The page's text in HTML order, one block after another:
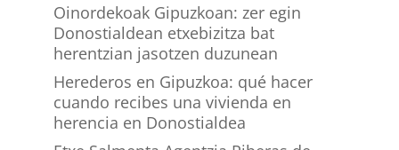
Oinordekoak Gipuzkoan: zer egin
Donostialdean etxebizitza bat
herentzian jasotzen duzunean
Herederos en Gipuzkoa: qué hacer
cuando recibes una vivienda en
herencia en Donostialdea